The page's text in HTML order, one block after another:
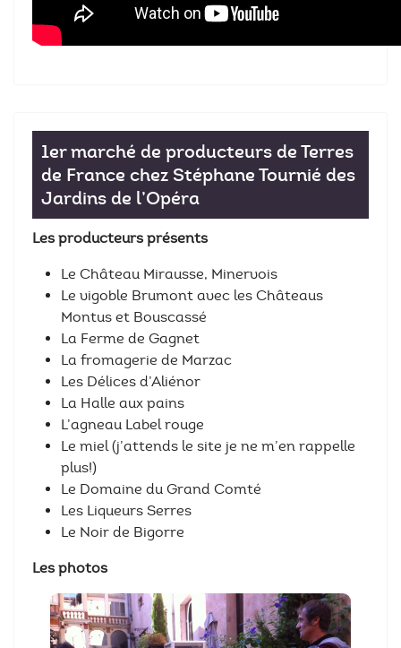
1er marché de producteurs de Terres
de France chez Stéphane Tournié des
Jardins de l’Opéra
Les producteurs présents
Le Château Mirausse, Minervois
Le vigoble Brumont avec les Châteaus
Montus et Bouscassé
La Ferme de Gagnet
La fromagerie de Marzac
Les Délices d’Aliénor
La Halle aux pains
L’agneau Label rouge
Le miel (j’attends le site je ne m’en rappelle
plus!)
Le Domaine du Grand Comté
Les Liqueurs Serres
Le Noir de Bigorre
Les photos